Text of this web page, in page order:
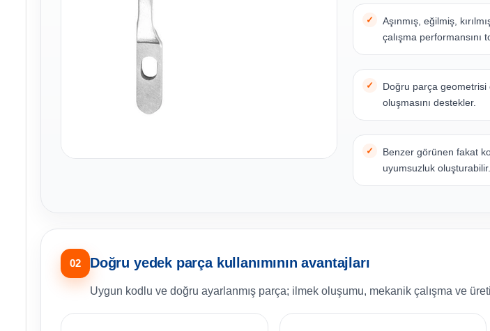
Aşınmış, eğilmiş,
çalışma performansını
Doğru parça
oluşmasını destekler.
Benzer görünen fakat
uyumsuzluk oluşturabilir.
02 Doğru yedek parça kullanımının avantajları
Uygun kodlu ve doğru ayarlanmış parça; ilmek oluşumu, mekanik çalışma ve